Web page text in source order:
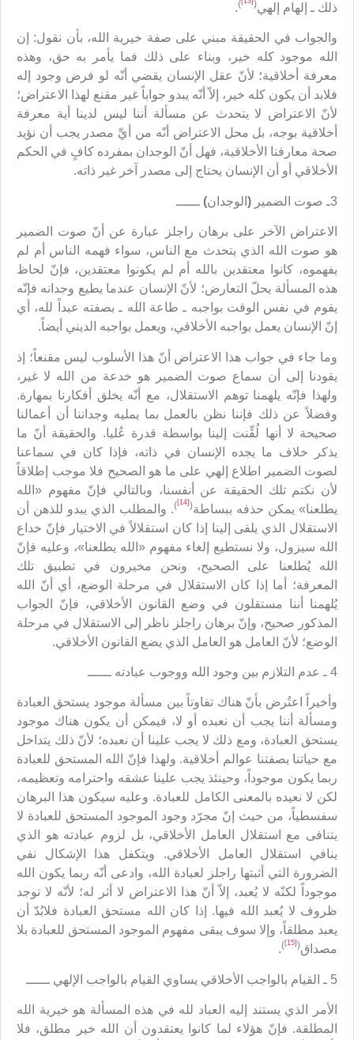
ذلك ـ إلهام إلهي(
)
.
والجواب في الحقيقة مبني على صفة خيرية الله، بأن نقول: إن
الله موجود كله خير، وبناء على ذلك فما يأمر به حق، وهذه
معرفة أخلاقية؛ لأنّ عقل الإنسان يقضي أنّه لو فرض وجود إله
فلابد أن يكون كله خير، إلاّ أنّه يبدو جواباً غير مقنع لهذا الاعتراض؛
لأنّ الاعتراض لا يتحدث عن مسألة أننا ليس لدينا أية معرفة
أخلاقية بوجه، بل محل الاعتراض أنّه من أيِّ مصدر يجب أن نؤيد
صحة معارفنا الأخلاقية، فهل أنّ الوجدان بمفرده كافٍ في الحكم
الأخلاقي أو أن الإنسان يحتاج إلى مصدر آخر غير ذاته.
3ـ صوت الضمير ( الوجدان) ــــــ
الاعتراض الآخر على برهان راجلز عبارة عن أنّ صوت الضمير
هو صوت الله الذي يتحدث مع الناس، سواء فهمه الناس أم لم
يفهموه، كانوا معتقدين بالله أم لم يكونوا معتقدين، فإنّ لحاظ
هذه المسألة يحلّ التعارض؛ لأنّ الإنسان عندما يطيع وجدانه فإنّه
يقوم في نفس الوقت بواجبه ـ طاعة الله ـ بصفته عبداً لله، أي
إنّ الإنسان يعمل بواجبه الأخلاقي، ويعمل بواجبه الديني أيضاً.
وما جاء في جواب هذا الاعتراض أنّ هذا الأسلوب ليس مقنعاً؛ إذ
يقودنا إلى أن سماع صوت الضمير هو خدعة من الله لا غير،
ولهذا فإنّه يلهمنا توهم الاستقلال، مع أنّه يخلق أفكارنا بمهارة.
وفضلاً عن ذلك فإننا نظن بالعمل بما يمليه وجداننا أن أعمالنا
صحيحة لا أنها لُقِّنت إلينا بواسطة قدرة عُليا. والحقيقة أنّ ما
يذكر خلاف ما يجده الإنسان في ذاته، فإذا كان في سماعنا
لصوت الضمير اطلاع إلهي على ما هو الصحيح فلا موجب إطلاقاً
لأن نكتم تلك الحقيقة عن أنفسنا، وبالتالي فإنّ مفهوم «الله
يطلعنا» يمكن حذفه ببساطة(
[14]
). والمطلب الذي يبدو للذهن أن
الاستقلال الذي يلقى إلينا إذا كان استقلالاً في الاختيار فإنّ خداع
الله سيزول، ولا نستطيع إلغاء مفهوم «الله يطلعنا»، وعليه فإنّ
الله يُطلعنا على الصحيح، ونحن مخيرون في تطبيق تلك
المعرفة؛ أما إذا كان الاستقلال في مرحلة الوضع، أي أنّ الله
يُلهمنا أننا مستقلون في وضع القانون الأخلاقي، فإنّ الجواب
المذكور صحيح، وإنّ برهان راجلز ناظر إلى الاستقلال في مرحلة
الوضع؛ لأنّ العامل هو العامل الذي يضع القانون الأخلاقي.
4 ـ عدم التلازم بين وجود الله ووجوب عبادته ــــــ
وأخيراً اعتُرض بأنّ هناك تفاوتاً بين مسألة موجود يستحق العبادة
ومسألة أننا يجب أن نعبده أو لا، فيمكن أن يكون هناك موجود
يستحق العبادة، ومع ذلك لا يجب علينا أن نعبده؛ لأنّ ذلك يتداخل
مع حياتنا بصفتنا عوالم أخلاقية. ولهذا فإنّ الله المستحق للعبادة
ربما يكون موجوداً، وحينئذ يجب علينا عشقه واحترامه وتعظيمه،
لكن لا نعيده بالمعنى الكامل للعبادة. وعليه سيكون هذا البرهان
سفسطياً، من حيث إنّ مجرّد وجود الموجود المستحق للعبادة لا
يتنافى مع استقلال العامل الأخلاقي، بل لزوم عبادته هو الذي
ينافي استقلال العامل الأخلاقي. ويتكفل هذا الإشكال نفي
الضرورة التي أثبتها راجلز لعبادة الله، وادعى أنّه ربما يكون الله
موجوداً لكنّه لا يُعبد، إلاّ أنّ هذا الاعتراض لا أثر له؛ لأنّه لا توجد
ظروف لا يُعبد الله فيها. إذا كان الله مستحق العبادة فلابُدّ أن
يعبد مطلقاً، وإلا سوف يبقى مفهوم الموجود المستحق للعبادة بلا
مصداق(
[15]
)
.
5 ـ القيام بالواجب الأخلاقي يساوي القيام بالواجب الإلهي ــــــ
الأمر الذي يستند إليه العباد لله في هذه المسألة هو خيرية الله
المطلقة. فإنّ هؤلاء لما كانوا يعتقدون أن الله خير مطلق، فلا